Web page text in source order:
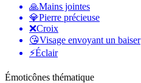
🙏Mains jointes
💎Pierre précieuse
❌Croix
😘Visage envoyant un baiser
⚡Éclair
Émoticônes thématique